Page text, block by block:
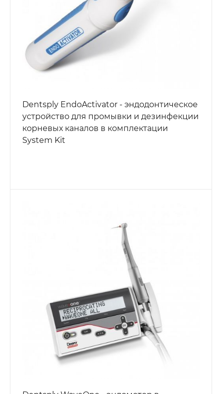
Dentsply EndoActivator - эндодонтическое
устройство для промывки и дезинфекции
корневых каналов в комплектации
System Kit